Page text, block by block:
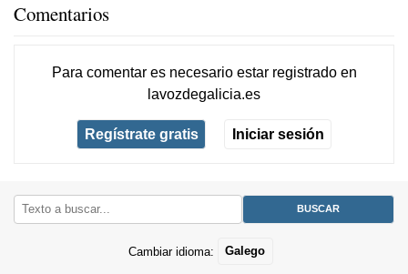
Comentarios
Para comentar es necesario estar registradoen
lavozdegalicia.es
Regístrate gratis Iniciar sesión
Cambiar idioma: Galego